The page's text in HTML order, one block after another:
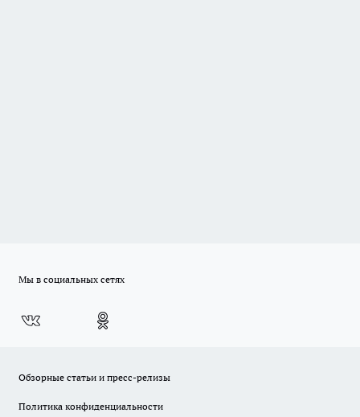
Мы в социальных сетях
Обзорные статьи и пресс-релизы
Политика конфиденциальности